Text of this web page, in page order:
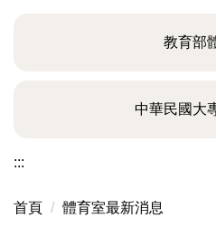
教育部
中華民國大
:::
首頁 體育室最新消息